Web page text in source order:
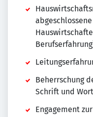
Beherrschung
Schrift und Wort
Engagement